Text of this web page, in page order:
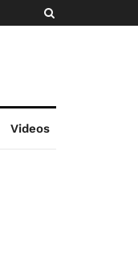
Videos